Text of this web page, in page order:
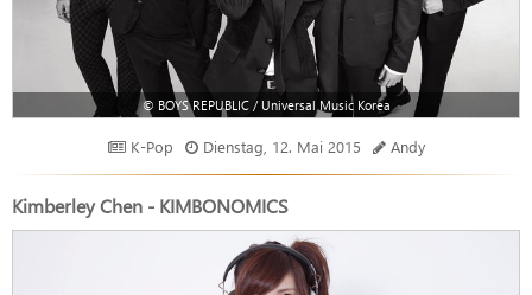
© BOYS REPUBLIC / Universal Music Korea
K-Pop Dienstag, 12. Mai 2015 Andy
Kimberley Chen - KIMBONOMICS